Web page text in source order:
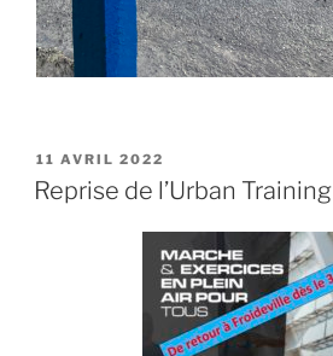
PUBLIÉ
LE
11 AVRIL 2022
Reprise de l’Urban Training